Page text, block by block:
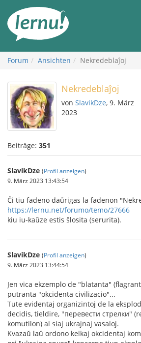
Inhalt
Forum Ansichten Nekredeblaĵoj
Nekredeblaĵoj
von SlavikDze, 9. März
2023
Beiträge: 351
SlavikDze (Profil anzeigen)
9. März 2023 13:43:54
Ĉi tiu fadeno daŭrigas la fadenon
https://lernu.net/forumo/temo/27666
kiu iu-kaŭze estis ŝlosita (serurita).
SlavikDze (Profil anzeigen)
9. März 2023 13:44:54
Jen vica ekzemplo de "blatanta"
putranta "okcidenta civilizacio"...
Tute evidentaj organizintoj de la
decidis, tieldire, "перевести стрелки"
komutilon) al siaj ukrajnaj vasaloj.
Kvazaŭ laŭ ordono kelkaj okcidentaj